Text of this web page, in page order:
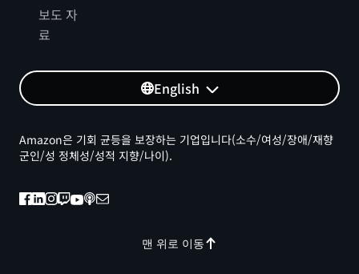
보도 자
료
English
맨 위로 이동
Amazon은 기회 균등을 보장하는 기업입니다(소수/여성/장애/재향
군인/성 정체성/성적 지향/나이).